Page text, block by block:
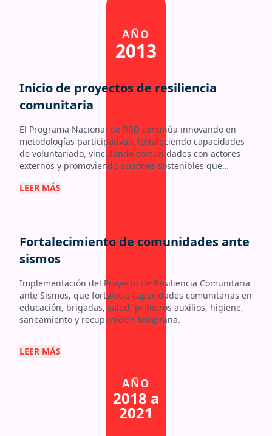
AÑO
2013
Inicio de proyectos de resiliencia
comunitaria
El Programa Nacional de RRD continúa innovando en
metodologías participativas, fortaleciendo capacidades
de voluntariado, vinculando comunidades con actores
externos y promoviendo acciones sostenibles que
LEER MÁS
Fortalecimiento de comunidades ante
sismos
Implementación del Proyecto de Resiliencia Comunitaria
ante Sismos, que fortaleció capacidades comunitarias en
educación, brigadas, salud, primeros auxilios, higiene,
saneamiento y recuperación temprana.
LEER MÁS
AÑO
2018 a
2021